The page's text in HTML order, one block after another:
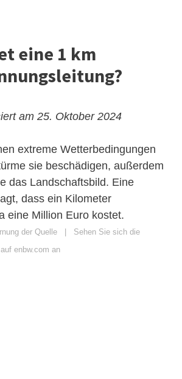
eine 1 km
am 25. Oktober 2024
extreme Wetterbedingungen
sie beschädigen, außerdem
das Landschaftsbild. Eine
dass ein Kilometer
eine Million Euro kostet.
der Quelle
Sehen Sie sich die
enbw.com an